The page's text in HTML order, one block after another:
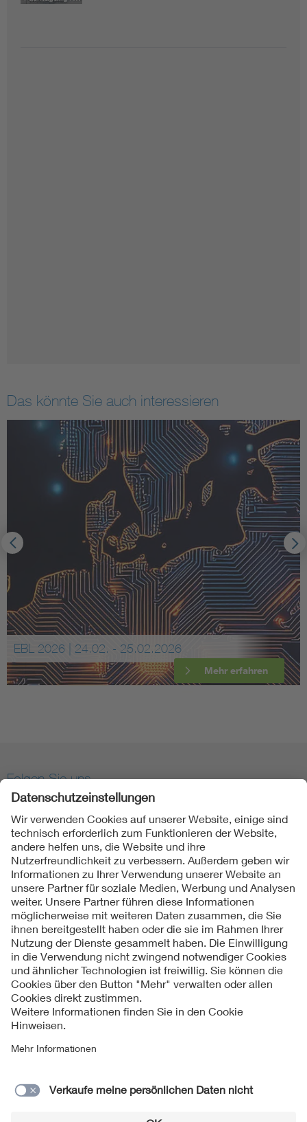
Das könnte Sie auch interessieren
EBL 2026 | 24.02. - 25.02.2026
Mehr erfahren
Folgen Sie uns
Kontakte
Service
Impressum
Datenschutzinformationen
Cookie Hinweise
Barrierefreiheit